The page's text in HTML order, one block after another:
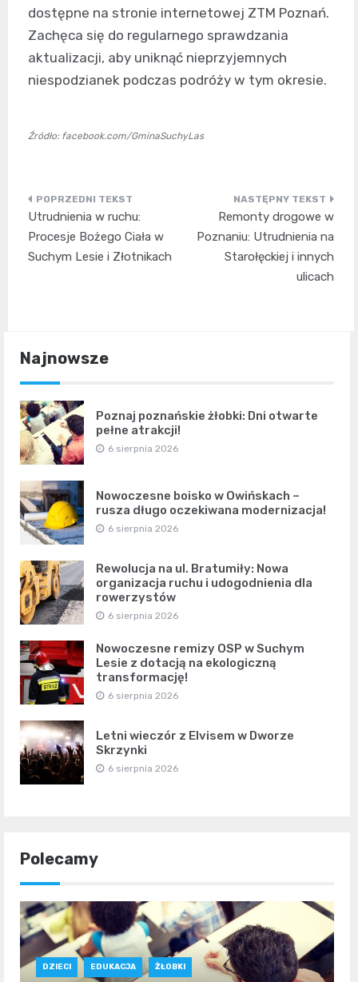
dostępne na stronie internetowej ZTM Poznań.
Zachęca się do regularnego sprawdzania
aktualizacji, aby uniknąć nieprzyjemnych
niespodzianek podczas podróży w tym okresie.
Źródło: facebook.com/GminaSuchyLas
Nawigacja
wpisu
Utrudnienia w ruchu:
Procesje Bożego Ciała w
Suchym Lesie i Złotnikach
Remonty drogowe w
Poznaniu: Utrudnienia na
Starołęckiej i innych
ulicach
Najnowsze
Poznaj poznańskie żłobki: Dni otwarte
pełne atrakcji!
6 sierpnia 2026
Nowoczesne boisko w Owińskach –
rusza długo oczekiwana modernizacja!
6 sierpnia 2026
Rewolucja na ul. Bratumiły: Nowa
organizacja ruchu i udogodnienia dla
rowerzystów
6 sierpnia 2026
Nowoczesne remizy OSP w Suchym
Lesie z dotacją na ekologiczną
transformację!
6 sierpnia 2026
Letni wieczór z Elvisem w Dworze
Skrzynki
6 sierpnia 2026
Polecamy
DZIECI EDUKACJA ŻŁOBKI